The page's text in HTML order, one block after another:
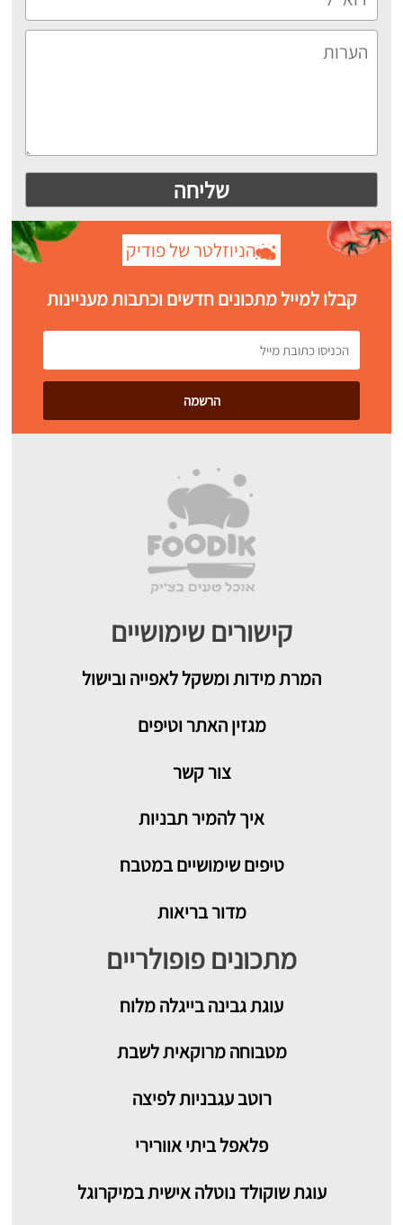
הניוזלטר של פודיק
קבלו למייל מתכונים חדשים וכתבות מעניינות
קישורים שימושיים
המרת מידות ומשקל לאפייה ובישול
מגזין האתר וטיפים
צור קשר
איך להמיר תבניות
טיפים שימושיים במטבח
מדור בריאות
מתכונים פופולריים
עוגת גבינה בייגלה מלוח
מטבוחה מרוקאית לשבת
רוטב עגבניות לפיצה
פלאפל ביתי אוורירי
עוגת שוקולד נוטלה אישית במיקרוגל